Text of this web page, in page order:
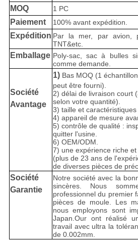
MOQ 1 PC
Paiement 100% avant expédition.
Expédition Par la mer, par avion,
TNT&etc.
Emballage Poly-sac, sac à bulles
comme demande.
Société
Avantage
1) Bas MOQ (1
peut être fourni).
2) délai de livraison court
selon votre quantité).
3) taille et
4) appareil de mesure
5) contrôle de qualité :
quitter l'usine.
6) OEM/ODM.
7) une expérience riche
(plus de 23 ans de
de diverses pièces de
Société
Garantie
Notre société avec la
sincères. Nous
professionnel du premier
pièces de moule. Les
nous employons sont
Japan.Our ont réalisé
travail avec ultra la
de 0.002mm.